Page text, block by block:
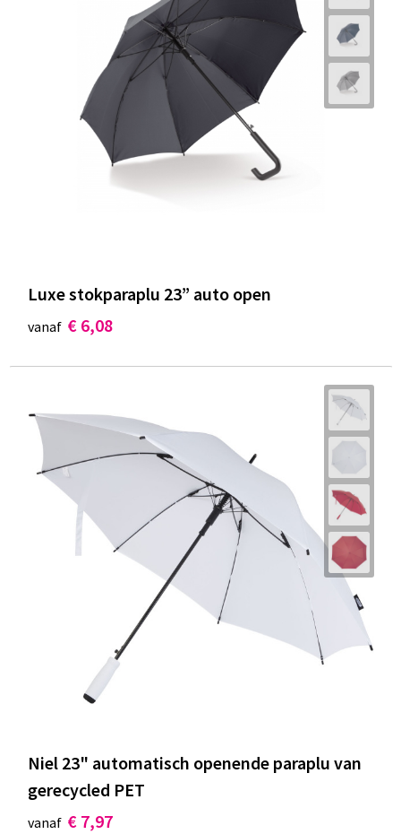
Luxe stokparaplu 23” auto open
vanaf € 6,08
Niel 23" automatisch openende paraplu van
gerecycled PET
vanaf € 7,97